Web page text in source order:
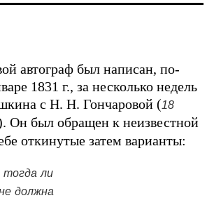
автограф был написан, по-
1831 г., за несколько недель
с H. H. Гончаровой (18
Он был обращен к неизвестной
откинутые затем варианты:
тогда ли
должна